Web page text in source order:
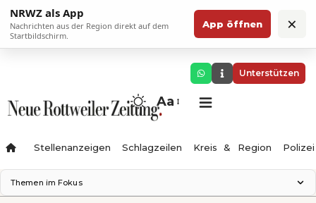
NRWZ als App
Nachrichten aus der Region direkt auf dem
Startbildschirm.
App öffnen ×
Unterstützen
Aa
Stellenanzeigen Schlagzeilen Kreis & Region Polizei
Themen im Fokus